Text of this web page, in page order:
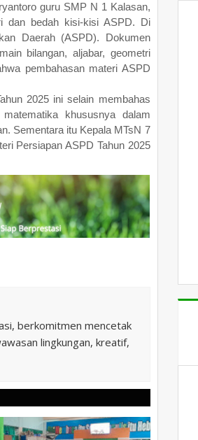
guru SMP N 1 Kalasan,
dan bedah kisi-kisi ASPD. Di
Daerah (ASPD). Dokumen
bilangan, aljabar, geometri
pembahasan materi ASPD
2025 ini selain membahas
khususnya dalam
Sementara itu Kepala MTsN 7
Persiapan ASPD Tahun 2025
berkomitmen mencetak
lingkungan, kreatif,